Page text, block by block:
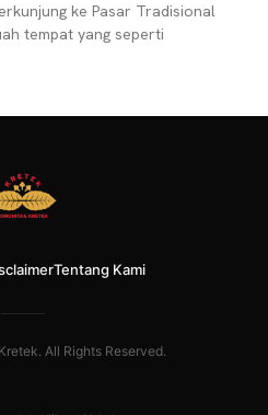
ke Pasar Tradisional
tempat yang seperti
Tentang Kami
All Rights Reserved.